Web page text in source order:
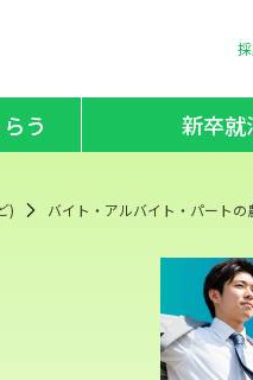
う 新卒就
) バイト・アルバイト・パートの